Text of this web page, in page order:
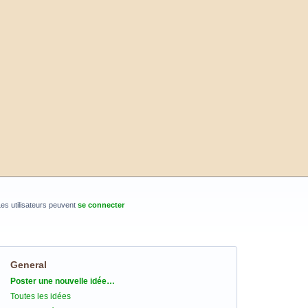
utilisateurs peuvent se connecter
General
Catégories
Poster une nouvelle idée…
Toutes les idées